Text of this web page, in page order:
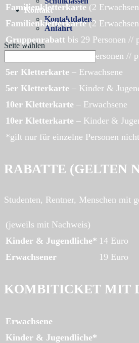
Kontakt
Kontaktdaten
Anfahrt
Seite wählen
Familienkletterkarte(2
Familienkletterkarte(2
Gruppenrabatt bis 29 Personen //
ab 30 Personen //
5er Kletterkarte – Erwachsene
5er Kletterkarte – Kinder &
10er Kletterkarte – Erwachsene
10er Kletterkarte – Kinder &
*gilt nur für einzelne Personen
RABATTE (GELTEN
Studenten, Rentner, Menschen mit
(jeweils mit Nachweis)
Kinder & Jugendliche* 14 Euro
Erwachsener
19 Euro
KOMBITICKET MIT
Erwachsene
Kinder & Jugendliche*